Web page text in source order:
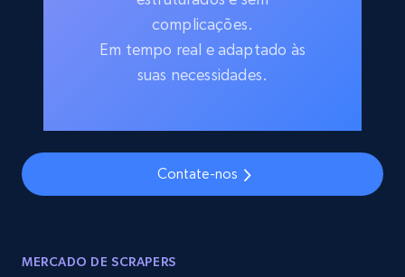
complicações.
Em tempo real e adaptado às
suas necessidades.
Contate-nos
MERCADO DE SCRAPERS